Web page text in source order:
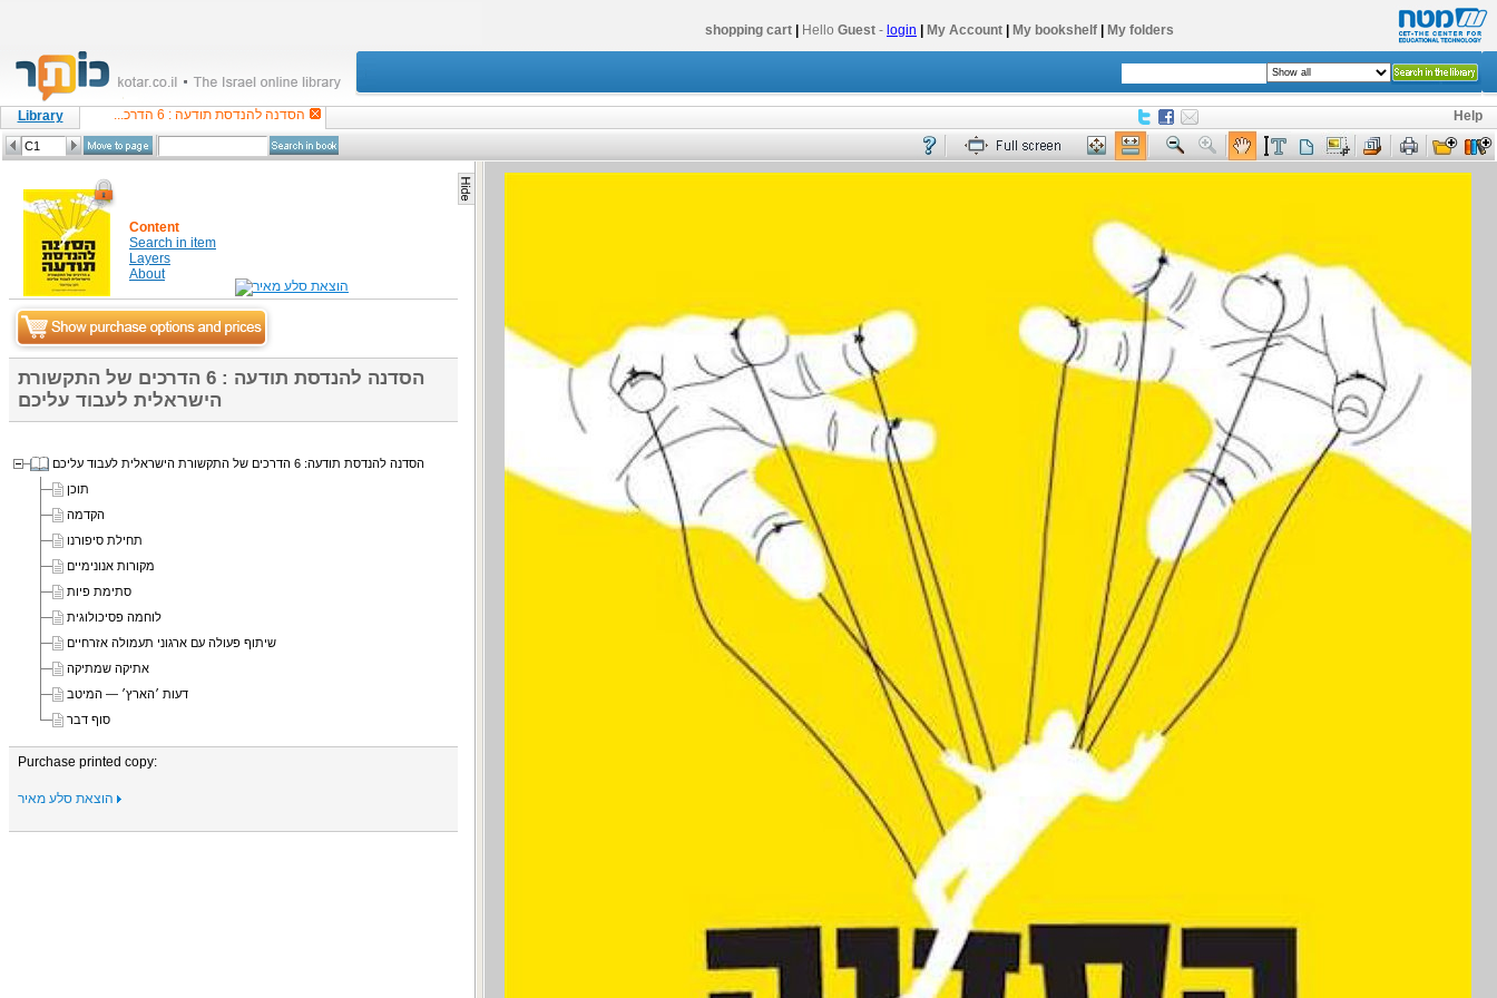
shopping cart Hello Guest - login My Account My bookshelf My folders
Library הסדנה להנדסת תודעה : 6 הדרכ... Help
Content
Search in item
Layers
About
הסדנה להנדסת תודעה : 6 הדרכים של התקשורת
הישראלית לעבוד עליכם
הסדנה להנדסת תודעה: 6 הדרכים של התקשורת הישראלית לעבוד עליכם
תוכן
הקדמה
תחילת סיפורנו
מקורות אנונימיים
סתימת פיות
לוחמה פסיכולוגית
שיתוף פעולה עם ארגוני תעמולה אזרחיים
אתיקה שמתיקה
דעות ׳הארץ׳ — המיטב
סוף דבר
Purchase printed copy: